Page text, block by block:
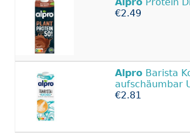
Alpro Protein
€2.49
Alpro Barista
aufschäumbar
€2.81